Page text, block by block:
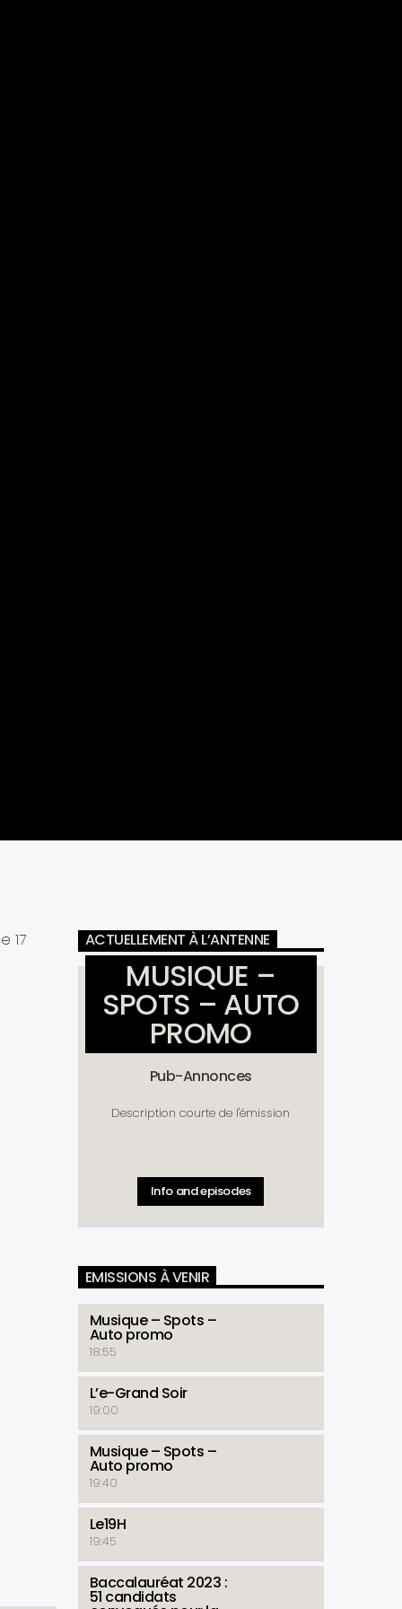
17 ACTUELLEMENT À L’ANTENNE
MUSIQUE –
SPOTS – AUTO
PROMO
Pub-Annonces
Description courte de l'émission
Info and episodes
EMISSIONS À VENIR
Musique – Spots –
Auto promo
18:55
L’e-Grand Soir
19:00
Musique – Spots –
Auto promo
19:40
Le19H
19:45
Baccalauréat 2023 :
51 candidats